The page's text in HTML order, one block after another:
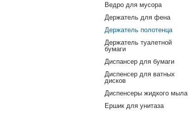
Ведро для мусора
Держатель для фена
Держатель полотенца
Держатель туалетной
бумаги
Диспансер для бумаги
Диспенсер для ватных
дисков
Диспенсеры жидкого мыла
Ершик для унитаза